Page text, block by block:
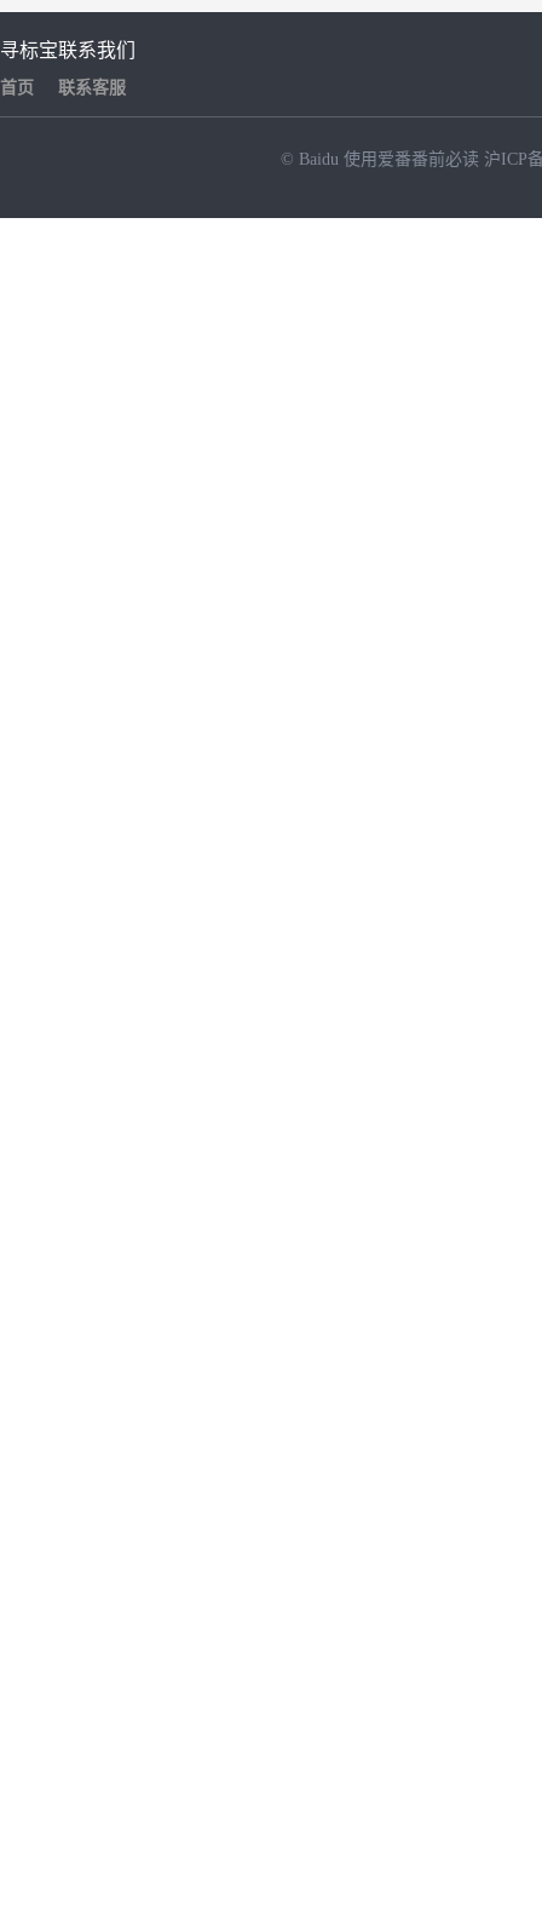
寻标宝
首页
联系我们
联系客服
© Baidu 使用爱番番前必读 沪ICP